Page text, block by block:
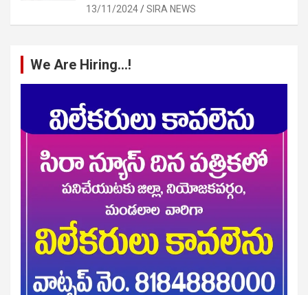
13/11/2024 SIRA NEWS
We Are Hiring…!